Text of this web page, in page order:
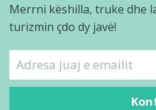
Merrni këshilla, truke dhe
turizmin çdo dy javë!